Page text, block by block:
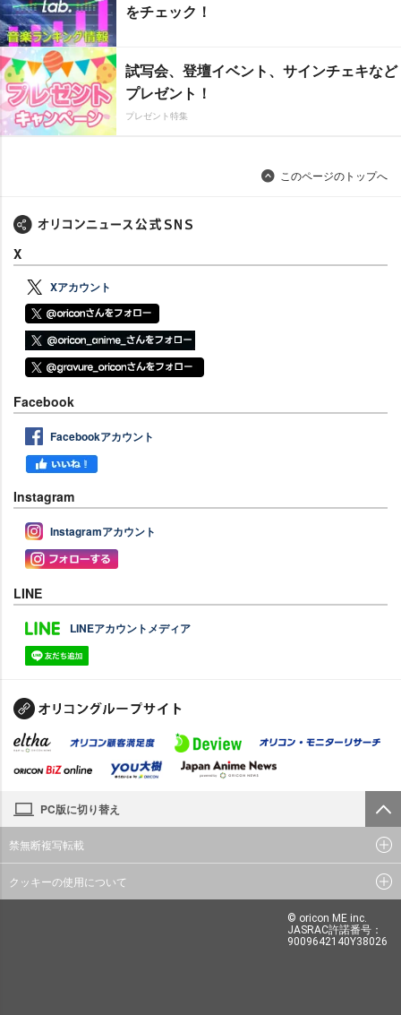
をチェック！
試写会、登壇イベント、サインチェキなど
プレゼント！
プレゼント特集
このページのトップへ
X
Xアカウント
Facebook
Facebookアカウント
Instagram
Instagramアカウント
LINE
LINEアカウントメディア
PC版に切り替え
禁無断複写転載
クッキーの使用について
© oricon ME inc.
JASRAC許諾番号：
9009642140Y38026